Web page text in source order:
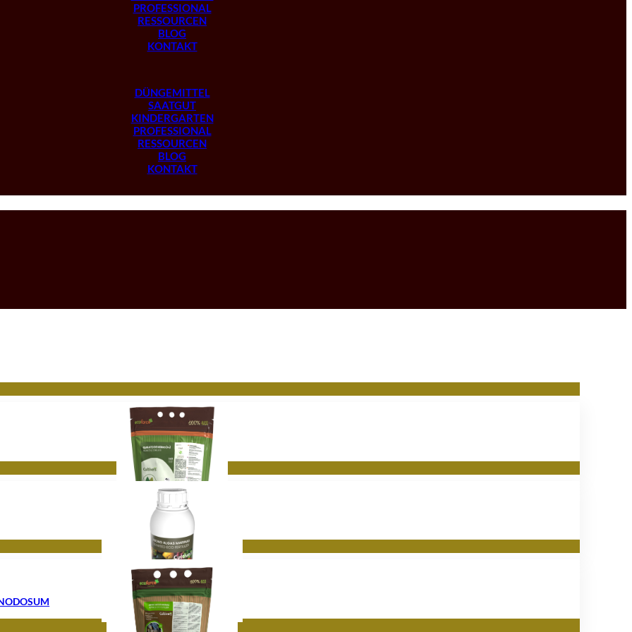
PROFESSIONAL
RESSOURCEN
BLOG
KONTAKT
DÜNGEMITTEL
SAATGUT
KINDERGARTEN
PROFESSIONAL
RESSOURCEN
BLOG
KONTAKT